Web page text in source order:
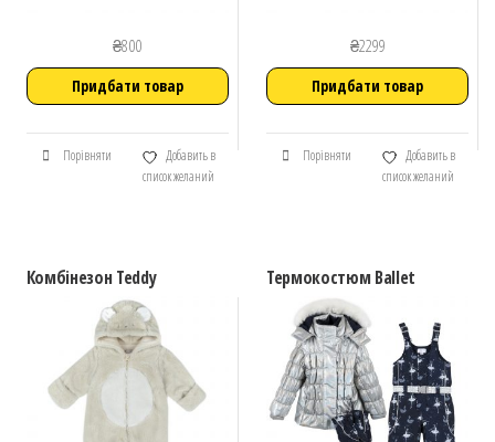
₴800
Придбати товар
Порівняти
Добавить в
список желаний
₴2299
Придбати товар
Порівняти
Добавить в
список желаний
Комбінезон Teddy Термокостюм Ballet